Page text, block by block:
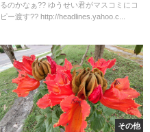
るのかなぁ?? ゆうせい君がマスコミにコ
ピー渡す?? http://headlines.yahoo.c...
その他